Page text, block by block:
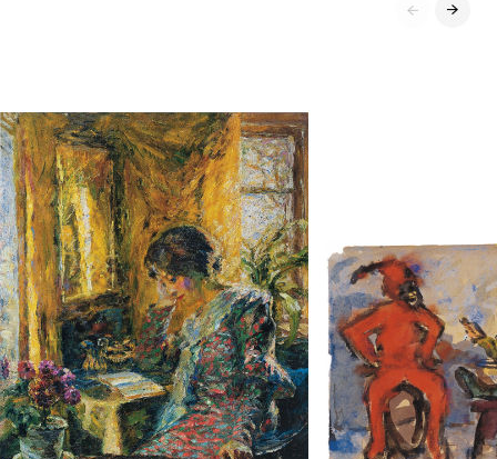
 